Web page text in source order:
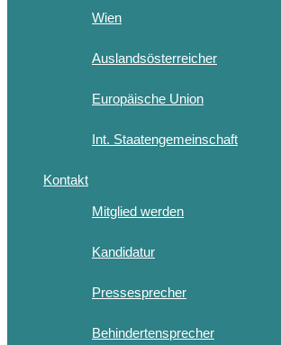
Wien
Auslandsösterreicher
Europäische Union
Int. Staatengemeinschaft
Kontakt
Mitglied werden
Kandidatur
Pressesprecher
Behindertensprecher